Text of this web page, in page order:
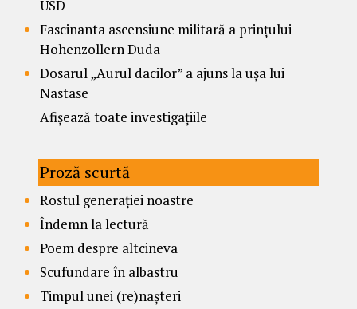
USD
Fascinanta ascensiune militară a prințului
Hohenzollern Duda
Dosarul „Aurul dacilor” a ajuns la ușa lui
Nastase
Afișează toate investigațiile
Proză scurtă
Rostul generației noastre
Îndemn la lectură
Poem despre altcineva
Scufundare în albastru
Timpul unei (re)nașteri